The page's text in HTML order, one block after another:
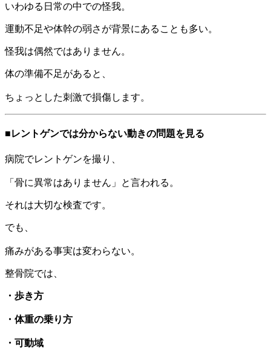
いわゆる日常の中での怪我。
運動不足や体幹の弱さが背景にあることも多い。
怪我は偶然ではありません。
体の準備不足があると、
ちょっとした刺激で損傷します。
■レントゲンでは分からない動きの問題を見る
病院でレントゲンを撮り、
「骨に異常はありません」と言われる。
それは大切な検査です。
でも、
痛みがある事実は変わらない。
整骨院では、
・歩き方
・体重の乗り方
・可動域